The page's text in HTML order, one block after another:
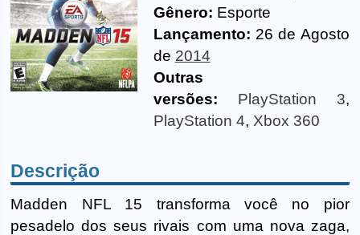
Gênero: Esporte
Lançamento: 26 de Agosto
de 2014
Outras
versões:
PlayStation 3,
PlayStation 4, Xbox 360
Descrição
Madden NFL 15 transforma você no pior
pesadelo dos seus rivais com uma nova zaga,